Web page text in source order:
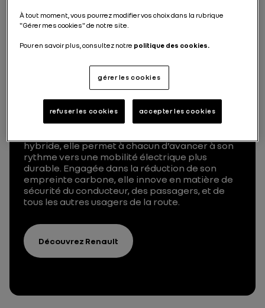
Renault
Les « voitures à vivre »
nouvelle génération
Marque automobile française la plus vendue
dans le monde, Renault conçoit des « voitures à
vivre » nouvelle génération grâce à des
technologies intuitives, utiles et accessibles à
hybride, elle permet à chacun d’avancer à son
rythme vers une mobilité électrique plus
durable. Engagée dans la réduction de son
empreinte carbone, elle innove en matière de
sécurité du conducteur, des passagers, et de
tous les autres usagers de la route.
Découvrez Renault
À tout moment, vous pourrez modifier vos choix dans la rubrique
"Gérer mes cookies" de notre site.
Pour en savoir plus, consultez notre politique des cookies.
gérer les cookies
refuser les cookies accepter les cookies